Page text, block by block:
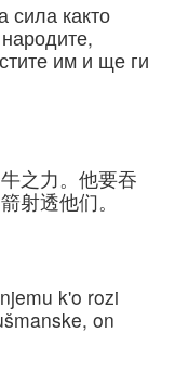
сила както
им и ще ги
之力。他要吞
射透他们。
k'o rozi
on